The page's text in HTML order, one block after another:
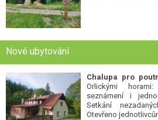
Nové ubytování
Chalupa pro
Orlickými
seznámení i
Setkání
Otevřeno